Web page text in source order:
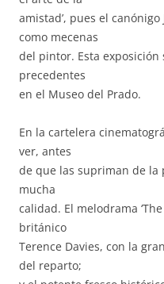
amistad’, pues el
como mecenas
del pintor. Esta exposición
precedentes
en el Museo del Prado.
En la cartelera
ver, antes
de que las supriman de la
mucha
calidad. El melodrama
británico
Terence Davies, con la
del reparto;